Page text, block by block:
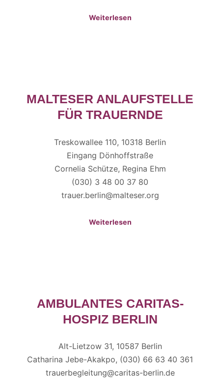
Weiterlesen
MALTESER ANLAUFSTELLE
FÜR TRAUERNDE
Treskowallee 110, 10318 Berlin
Eingang Dönhoffstraße
Cornelia Schütze, Regina Ehm
(030) 3 48 00 37 80
trauer.berlin@malteser.org
Weiterlesen
AMBULANTES CARITAS-
HOSPIZ BERLIN
Alt-Lietzow 31, 10587 Berlin
Catharina Jebe-Akakpo, (030) 66 63 40 361
trauerbegleitung@caritas-berlin.de